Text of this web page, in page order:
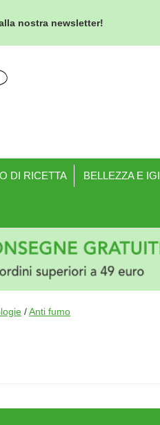
nostra newsletter!
DI RICETTA BELLEZZA E
/Anti fumo